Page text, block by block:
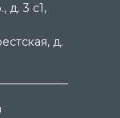
д. 3 c1,
д.